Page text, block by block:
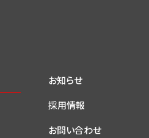
お知らせ
採用情報
お問い合わせ